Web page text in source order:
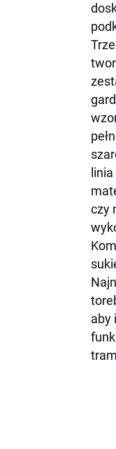
czy
aby